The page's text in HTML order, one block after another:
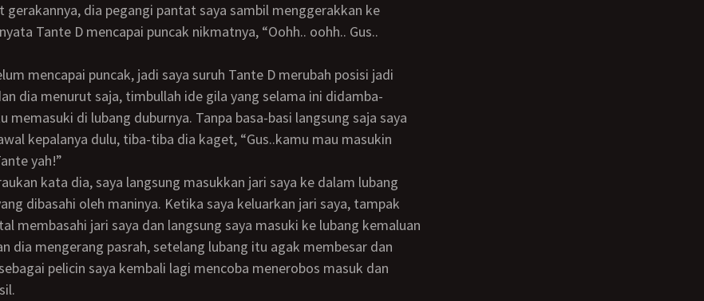
gerakannya, dia pegangi pantat saya sambil menggerakkan ke
Tante D mencapai puncak nikmatnya, “Oohh.. oohh.. Gus..
dia menurut saja, timbullah ide gila yang selama ini didamba-
memasuki di lubang duburnya. Tanpa basa-basi langsung saja saya
kepalanya dulu, tiba-tiba dia kaget, “Gus..kamu mau masukin
yah!”
dibasahi oleh maninya. Ketika saya keluarkan jari saya, tampak
membasahi jari saya dan langsung saya masuki ke lubang kemaluan
dia mengerang pasrah, setelang lubang itu agak membesar dan
pelicin saya kembali lagi mencoba menerobos masuk dan